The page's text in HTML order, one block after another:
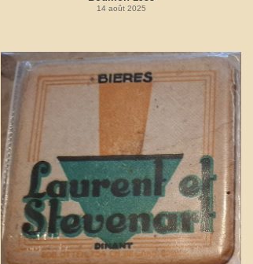
14 août 2025